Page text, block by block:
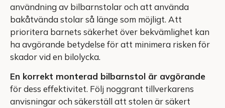
användning av bilbarnstolar och att använda
bakåtvända stolar så länge som möjligt. Att
prioritera barnets säkerhet över bekvämlighet kan
ha avgörande betydelse för att minimera risken för
skador vid en bilolycka.
En korrekt monterad bilbarnstol är avgörande
för dess effektivitet. Följ noggrant tillverkarens
anvisningar och säkerställ att stolen är säkert